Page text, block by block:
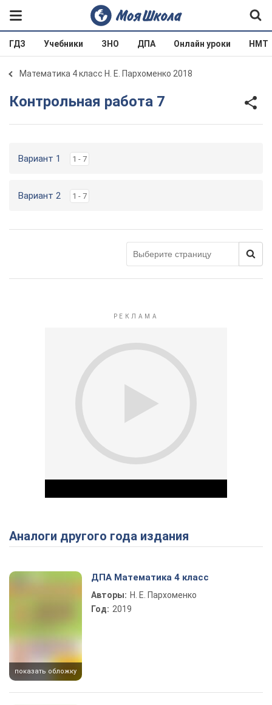
ГДЗ Учебники ЗНО ДПА Онлайн уроки НМТ
Математика 4 класс Н. Е. Пархоменко 2018
Контрольная работа 7
Вариант 1 1 - 7
Вариант 2 1 - 7
Play Video
Аналоги другого года издания
показать обложку
ДПА Математика 4 класс
Авторы: Н. Е. Пархоменко
Год: 2019